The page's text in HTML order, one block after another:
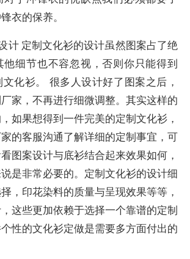
衣的保养。
计 定制文化衫的设计虽然图案占了绝
他细节也不容忽视，否则你只能得到
化衫。 很多人设计好了图案之后，
家，不再进行细微调整。其实这样的
如果想得到一件完美的定制文化衫，
的客服沟通了解详细的定制事宜，可
图案设计与底衫结合起来效果如何，
是非常必要的。定制文化衫的设计细
，印花染料的质量与呈现效果等等，
这些更加依赖于选择一个靠谱的定制
性的文化衫定做是需要多方面付出的